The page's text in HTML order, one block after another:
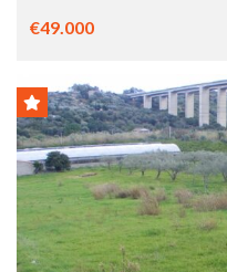
€49.000